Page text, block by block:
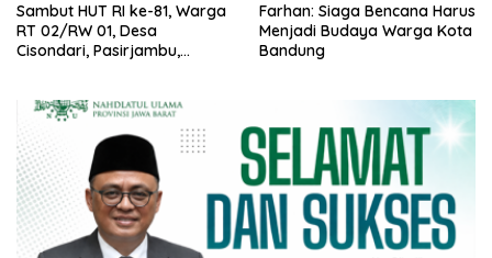
Sambut HUT RI ke-81, Warga
RT 02/RW 01, Desa
Cisondari, Pasirjambu,
Farhan: Siaga Bencana Harus
Menjadi Budaya Warga Kota
Bandung